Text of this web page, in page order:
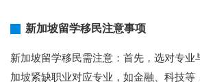
新加坡留学移民注意事项
新加坡留学移民需注意：首先，选对专业
加坡紧缺职业对应专业，如金融、科技等